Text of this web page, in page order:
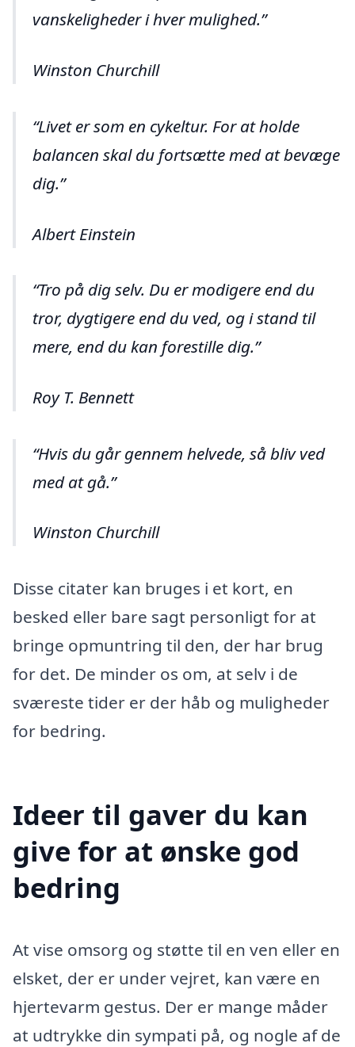
vanskeligheder i hver mulighed.
Winston Churchill
Livet er som en cykeltur. For at holde
balancen skal du fortsætte med at bevæge
dig.
Albert Einstein
Tro på dig selv. Du er modigere end du
tror, dygtigere end du ved, og i stand til
mere, end du kan forestille dig.
Roy T. Bennett
Hvis du går gennem helvede, så bliv ved
med at gå.
Winston Churchill
Disse citater kan bruges i et kort, en
besked eller bare sagt personligt for at
bringe opmuntring til den, der har brug
for det. De minder os om, at selv i de
sværeste tider er der håb og muligheder
for bedring.
Ideer til gaver du kan
give for at ønske god
bedring
At vise omsorg og støtte til en ven eller en
elsket, der er under vejret, kan være en
hjertevarm gestus. Der er mange måder
at udtrykke din sympati på, og nogle af de